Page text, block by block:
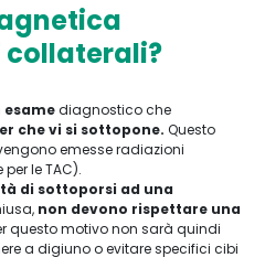
esamediagnostico che
che vi si sottopone. Questo
emesse radiazioni
le TAC).
di sottoporsi ad una
non devono rispettare una
questo motivo non sarà quindi
a digiuno o evitare specifici cibi